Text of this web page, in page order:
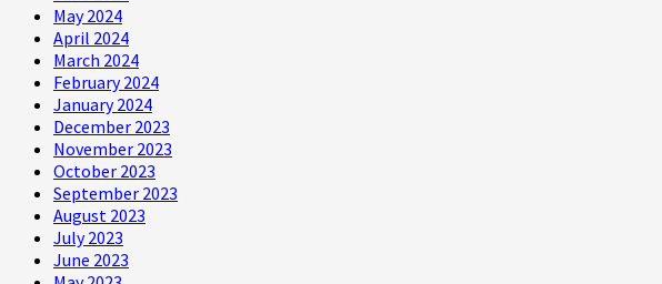
May 2024
April 2024
March 2024
February 2024
January 2024
December 2023
November 2023
October 2023
September 2023
August 2023
July 2023
June 2023